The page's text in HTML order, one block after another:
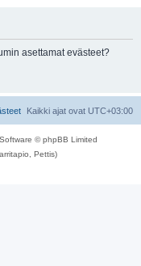
asettamat evästeet?
Kaikki ajat ovat UTC+03:00
© phpBB Limited
Pettis)